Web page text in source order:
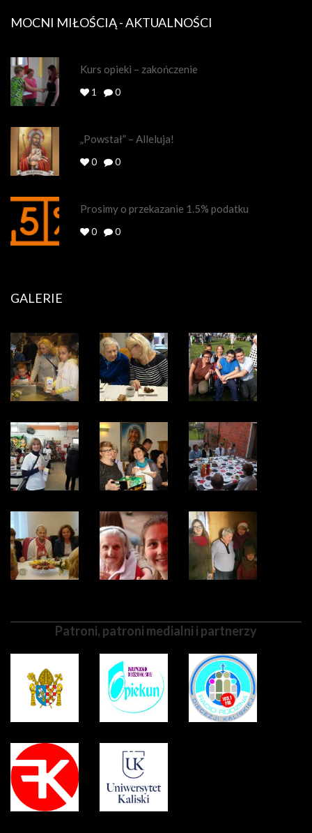
MOCNI MIŁOŚCIĄ - AKTUALNOŚCI
Kurs opieki – zakończenie
1 0
„Powstał” – Alleluja!
0 0
Prosimy o przekazanie 1.5% podatku
0 0
GALERIE
Patroni, patroni medialni i partnerzy